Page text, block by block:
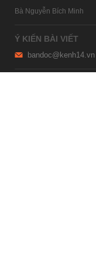
Bà Nguyễn Bích Minh
Ý KIẾN BÀI VIẾT
bandoc@kenh14.vn